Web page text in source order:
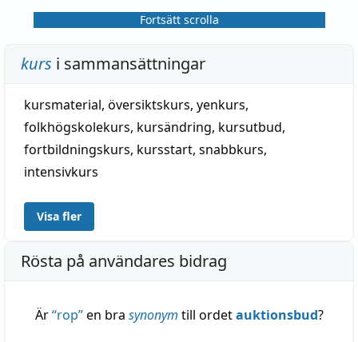
Fortsätt scrolla
kurs i sammansättningar
kursmaterial, översiktskurs, yenkurs,
folkhögskolekurs, kursändring, kursutbud,
fortbildningskurs, kursstart, snabbkurs,
intensivkurs
Visa fler
Rösta på användares bidrag
Är“rop”en bra synonym till ordetauktionsbud?